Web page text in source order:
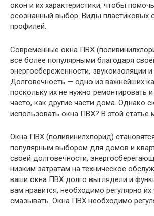
окон и их характеристики, чтобы
осознанный выбор. Виды пластиковых
профилей.
Современные окна ПВХ
все более популярными благодаря
энергосбереженности, звукоизоляции
Долговечность — одно из важнейших
поскольку их не нужно ремонтировать
часто, как другие части дома. Однако
использовать окна ПВХ? В этой статье
Окна ПВХ (поливинилхлорид)
популярным выбором для домов и
своей долговечности,
низким затратам на техническое
ваши окна ПВХ долго выглядели и
вам нравится, необходимо регулярно их
смазывать. Окна ПВХ необходимо